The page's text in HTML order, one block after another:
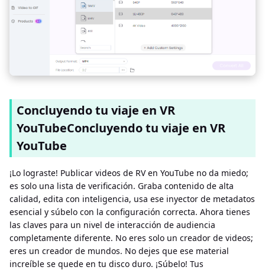
Concluyendo tu viaje en VR
YouTubeConcluyendo tu viaje en VR
YouTube
¡Lo lograste! Publicar videos de RV en YouTube no da miedo;
es solo una lista de verificación. Graba contenido de alta
calidad, edita con inteligencia, usa ese inyector de metadatos
esencial y súbelo con la configuración correcta. Ahora tienes
las claves para un nivel de interacción de audiencia
completamente diferente. No eres solo un creador de videos;
eres un creador de mundos. No dejes que ese material
increíble se quede en tu disco duro. ¡Súbelo! Tus